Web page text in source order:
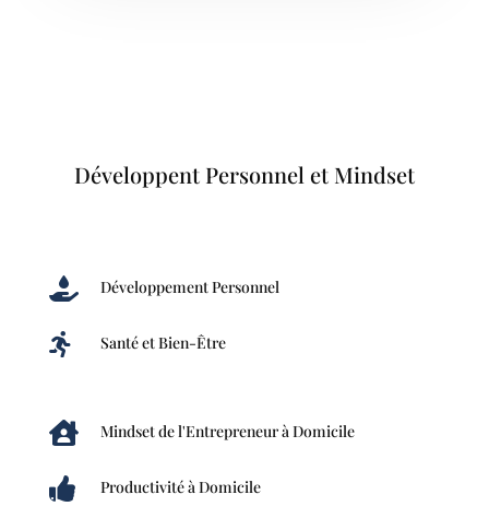
Développent Personnel et Mindset
 Développement Personnel
 Santé et Bien-Être
 Mindset de l'Entrepreneur à Domicile
 Productivité à Domicile